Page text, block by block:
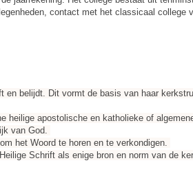
contact met het classicaal college
belijdt. Dit vormt de basis van haar
heilige apostolische en katholieke of
van God.
het Woord te horen en te verkondigen.
Schrift als enige bron en norm van de